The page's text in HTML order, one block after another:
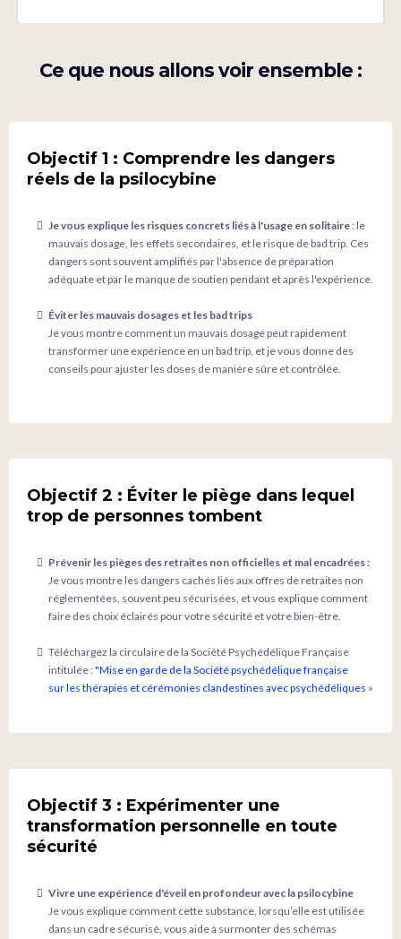
Ce que nous allons voir ensemble :
Objectif 1 : Comprendre les dangers
réels de la psilocybine
Je vous explique les risques concrets liés à l'usage en solitaire : le
mauvais dosage, les effets secondaires, et le risque de bad trip. Ces
dangers sont souvent amplifiés par l'absence de préparation
adéquate et par le manque de soutien pendant et après l'expérience.
Éviter les mauvais dosages et les bad trips
Je vous montre comment un mauvais dosage peut rapidement
transformer une expérience en un bad trip, et je vous donne des
conseils pour ajuster les doses de manière sûre et contrôlée.
Objectif 2 : Éviter le piège dans lequel
trop de personnes tombent
Prévenir les pièges des retraites non officielles et mal encadrées :
Je vous montre les dangers cachés liés aux offres de retraites non
réglementées, souvent peu sécurisées, et vous explique comment
faire des choix éclairés pour votre sécurité et votre bien-être.
Téléchargez la circulaire de la Société Psychédélique Française
intitulée :"Mise en garde de la Société psychédélique française
sur les thérapies et cérémonies clandestines avec psychédéliques »
Objectif 3 : Expérimenter une
transformation personnelle en toute
sécurité
Vivre une expérience d'éveil en profondeur avec la psilocybine
Je vous explique comment cette substance, lorsqu’elle est utilisée
dans un cadre sécurisé, vous aide à surmonter des schémas